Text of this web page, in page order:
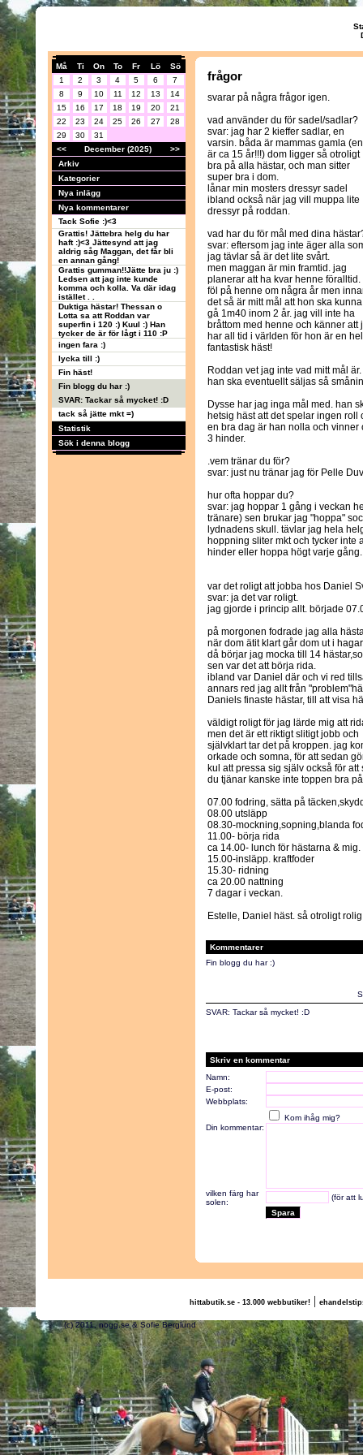
Må Ti On To Fr Lö
Sö
1
2 3 4 5 6
7
8
9 10 11 12 13
14
15
16 17 18 19 20
21
22
23 24 25 26 27
28
29
30
31
<<
December (2025)
>>
Arkiv
Kategorier
Nya inlägg
Nya kommentarer
Tack Sofie :)<3
Grattis! Jättebra helg du har
haft :)<3 Jättesynd att jag
aldrig såg Maggan, det får bli
en annan gång!
Grattis gumman!!Jätte bra ju :)
Ledsen att jag inte kunde
komma och kolla. Va där idag
istället . .
Duktiga hästar! Thessan o
Lotta sa att Roddan var
superfin i 120 :) Kuul :) Han
tycker de är för lågt i 110 :P
ingen fara :)
lycka till :)
Fin häst!
Fin blogg du har :)
SVAR: Tackar så mycket! :D
tack så jätte mkt =)
Statistik
Sök i denna blogg
frågor
svarar på några frågor igen.
vad använder du för sadel/sadlar?
svar: jag har 2 kieffer sadlar, en
varsin. båda är mammas gamla
är ca 15 år!!!) dom ligger så otroligt
bra på alla hästar, och man sitter
super bra i dom.
lånar min mosters dressyr sadel
ibland också när jag vill muppa lite
dressyr på roddan.
vad har du för mål med dina
svar: eftersom jag inte äger alla
jag tävlar så är det lite svårt.
men maggan är min framtid. jag
planerar att ha kvar henne föralltid.
föl på henne om några år men
det så är mitt mål att hon ska kunna
gå 1m40 inom 2 år. jag vill inte ha
bråttom med henne och känner att
har all tid i världen för hon är en
fantastisk häst!
Roddan vet jag inte vad mitt mål
han ska eventuellt säljas så
Dysse har jag inga mål med. han
hetsig häst att det spelar ingen
en bra dag är han nolla och
3 hinder.
.vem tränar du för?
svar: just nu tränar jag för Pelle
hur ofta hoppar du?
svar: jag hoppar 1 gång i veckan
tränare) sen brukar jag "hoppa"
lydnadens skull. tävlar jag hela
hoppning sliter mkt och tycker inte
hinder eller hoppa högt varje gång.
var det roligt att jobba hos Daniel
svar: ja det var roligt.
jag gjorde i princip allt. började
på morgonen fodrade jag alla
när dom ätit klart går dom ut i
då börjar jag mocka till 14
sen var det att börja rida.
ibland var Daniel där och vi red
annars red jag allt från
Daniels finaste hästar, till att visa
väldigt roligt för jag lärde mig att
men det är ett riktigt slitigt jobb och
självklart tar det på kroppen. jag
orkade och somna, för att sedan
kul att pressa sig själv också för
du tjänar kanske inte toppen bra
07.00 fodring, sätta på
08.00 utsläpp
08.30-mockning,sopning,blanda
11.00- börja rida
ca 14.00- lunch för hästarna & mig.
15.00-insläpp. kraftfoder
15.30- ridning
ca 20.00 nattning
7 dagar i veckan.
Estelle, Daniel häst. så otroligt
Kommentarer
Fin blogg du har :)
SVAR: Tackar så mycket! :D
Skriv en kommentar
Namn:
E-post:
Webbplats:
Kom ihåg mig?
Din kommentar:
vilken färg har
solen:
(för att
hittabutik.se - 13.000 webbutiker!|
(c) 2011, nogg.se & Sofie Berglund